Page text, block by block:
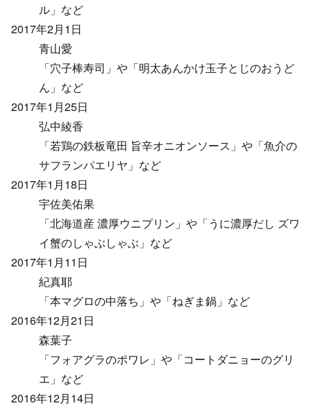
ル」など
2017年2月1日
青山愛
「穴子棒寿司」や「明太あんかけ玉子とじのおうど
ん」など
2017年1月25日
弘中綾香
「若鶏の鉄板竜田 旨辛オニオンソース」や「魚介の
サフランパエリヤ」など
2017年1月18日
宇佐美佑果
「北海道産 濃厚ウニプリン」や「うに濃厚だし ズワ
イ蟹のしゃぶしゃぶ」など
2017年1月11日
紀真耶
「本マグロの中落ち」や「ねぎま鍋」など
2016年12月21日
森葉子
「フォアグラのポワレ」や「コートダニョーのグリ
エ」など
2016年12月14日